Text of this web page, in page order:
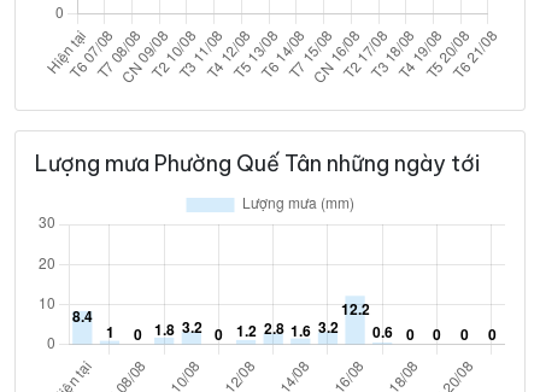
Lượng mưa Phường Quế Tân những ngày tới